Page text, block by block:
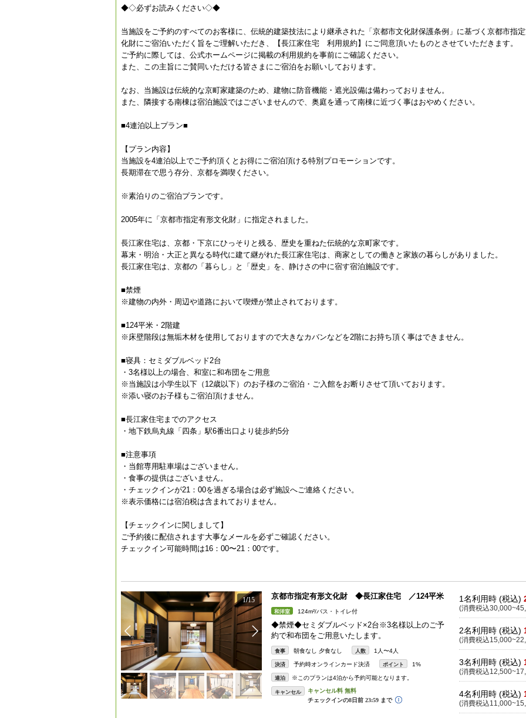
◆◇必ずお読みください◇◆
当施設をご予約のすべてのお客様に、伝統的建築技法により継承された「京都市文化財保護条例」に基づく京都市指
化財にご宿泊いただく旨をご理解いただき、【長江家住宅 利用規約】にご同意頂いたものとさせていただきます。
ご予約に際しては、公式ホームページに掲載の利用規約を事前にご確認ください。
また、この主旨にご賛同いただける皆さまにご宿泊をお願いしております。
なお、当施設は伝統的な京町家建築のため、建物に防音機能・遮光設備は備わっておりません。
また、隣接する南棟は宿泊施設ではございませんので、奥庭を通って南棟に近づく事はおやめください。
■4連泊以上プラン■
【プラン内容】
当施設を4連泊以上でご予約頂くとお得にご宿泊頂ける特別プロモーションです。
長期滞在で思う存分、京都を満喫ください。
※素泊りのご宿泊プランです。
2005年に「京都市指定有形文化財」に指定されました。
長江家住宅は、京都・下京にひっそりと残る、歴史を重ねた伝統的な京町家です。
幕末・明治・大正と異なる時代に建て継がれた長江家住宅は、商家としての働きと家族の暮らしがありました。
長江家住宅は、京都の「暮らし」と「歴史」を、静けさの中に宿す宿泊施設です。
■禁煙
※建物の内外・周辺や道路において喫煙が禁止されております。
■124平米・2階建
※床壁階段は無垢木材を使用しておりますので大きなカバンなどを2階にお持ち頂く事はできません。
■寝具：セミダブルベッド2台
・3名様以上の場合、和室に和布団をご用意
※当施設は小学生以下（12歳以下）のお子様のご宿泊・ご入館をお断りさせて頂いております。
※添い寝のお子様もご宿泊頂けません。
■長江家住宅までのアクセス
・地下鉄烏丸線「四条」駅6番出口より徒歩約5分
■注意事項
・当館専用駐車場はございません。
・食事の提供はございません。
・チェックインが21：00を過ぎる場合は必ず施設へご連絡ください。
※表示価格には宿泊税は含まれておりません。
【チェックインに関しまして】
ご予約後に配信されます大事なメールを必ずご確認ください。
チェックイン可能時間は16：00〜21：00です。
1/15 京都市指定有形文化財 ◆長江家住宅 ／124平米
和洋室 124m²/バス・トイレ付
◆禁煙◆セミダブルベッド×2台※3名様以上のご予
約で和布団をご用意いたします。
食事 朝食なし 夕食なし 人数 1人〜4人
決済 予約時オンラインカード決済 ポイント 1%
連泊 ※このプランは4泊から予約可能となります。
キャンセル
1名利用時 (税込)
(消費税込
2名利用時 (税込)
(消費税込
3名利用時 (税込)
(消費税込
4名利用時 (税込)
(消費税込